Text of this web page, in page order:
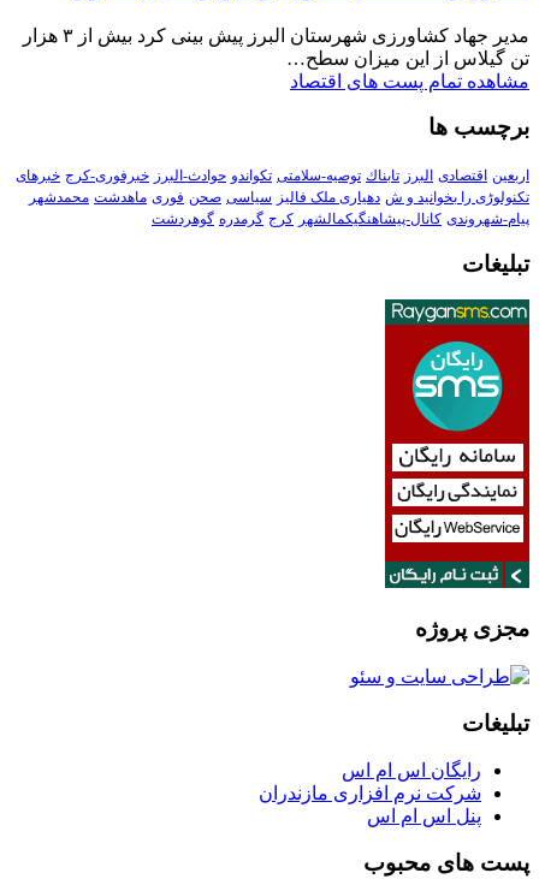
مدیر جهاد کشاورزی شهرستان البرز پیش بینی کرد بیش از ۳ هزار
تن گیلاس از این میزان سطح…
مشاهده تمام پست های اقتصاد
برچسب ها
اربعین اقتصادی البرز تابناك توصیه-سلامتی تکواندو حوادث-البرز خبرفوری-کرج خبرهای
تکنولوڑی را بخوانید و ش دهیاری ملک فالیز سیاسی صحن فوری ماهدشت محمدشهر
پیام-شهروندی کانال-پیشاهنگیکمالشهر کرج گرمدره گوهردشت
تبلیغات
مجزی پروژه
تبلیغات
رایگان اس ام اس
شرکت نرم افزاری مازندران
پنل اس ام اس
پست های محبوب